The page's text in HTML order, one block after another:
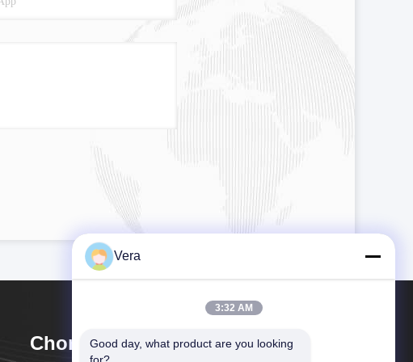
Chongqing Longkang Motorcycle
Vera
3:32 AM
Good day, what product are you looking